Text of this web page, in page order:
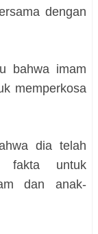
dengan
bahwa imam
memperkosa
dia telah
fakta untuk
dan anak-